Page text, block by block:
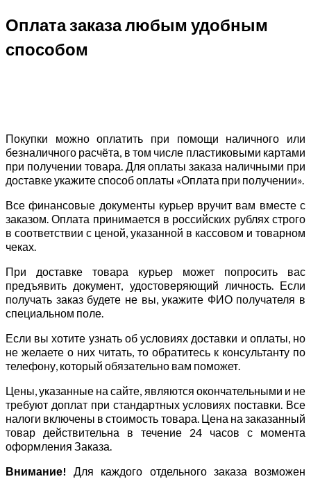
Оплата заказа любым удобным
способом
Покупки можно оплатить при помощи наличного или
безналичного расчёта, в том числе пластиковыми картами
при получении товара. Для оплаты заказа наличными при
доставке укажите способ оплаты «Оплата при получении».
Все финансовые документы курьер вручит вам вместе с
заказом. Оплата принимается в российских рублях строго
в соответствии с ценой, указанной в кассовом и товарном
чеках.
При доставке товара курьер может попросить вас
предъявить документ, удостоверяющий личность. Если
получать заказ будете не вы, укажите ФИО получателя в
специальном поле.
Если вы хотите узнать об условиях доставки и оплаты, но
не желаете о них читать, то обратитесь к консультанту по
телефону, который обязательно вам поможет.
Цены, указанные на сайте, являются окончательными и не
требуют доплат при стандартных условиях поставки. Все
налоги включены в стоимость товара. Цена на заказанный
товар действительна в течение 24 часов с момента
оформления Заказа.
Внимание!
Для каждого отдельного заказа возможен